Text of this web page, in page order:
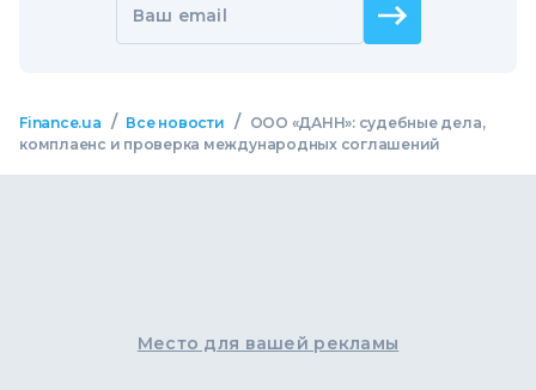
Ваш email
Finance.ua / Все новости /
ООО «ДАНН»: судебные дела,
комплаенс и проверка международных соглашений
Место для вашей рекламы